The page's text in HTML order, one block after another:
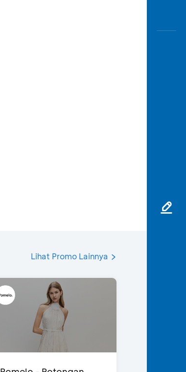
Lihat Promo Lainnya